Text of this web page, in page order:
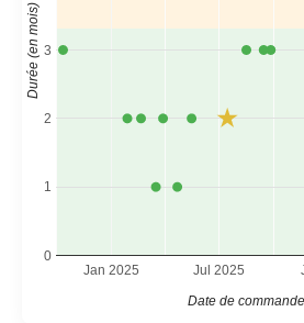
Jan 2025 Jul 2025
0
1
2
3
Date de commande
Durée (en mois)